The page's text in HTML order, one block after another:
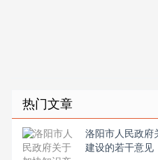
热门文章
洛阳市人民政府
建设的若干意见